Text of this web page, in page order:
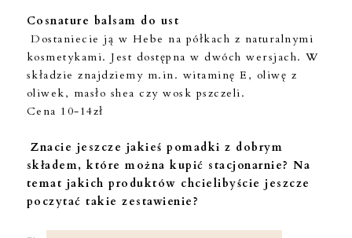
Cosnature balsam do ust
Dostaniecie ją w Hebe na półkach z naturalnymi
kosmetykami. Jest dostępna w dwóch wersjach. W
składzie znajdziemy m.in. witaminę E, oliwę z
oliwek, masło shea czy wosk pszczeli.
Cena 10-14zł
Znacie jeszcze jakieś pomadki z dobrym
składem, które można kupić stacjonarnie? Na
temat jakich produktów chcielibyście jeszcze
poczytać takie zestawienie?